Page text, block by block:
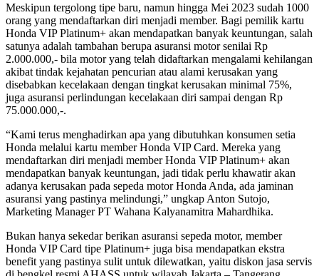
Meskipun tergolong tipe baru, namun hingga Mei 2023 sudah 1000
orang yang mendaftarkan diri menjadi member. Bagi pemilik kartu
Honda VIP Platinum+ akan mendapatkan banyak keuntungan, salah
satunya adalah tambahan berupa asuransi motor senilai Rp
2.000.000,- bila motor yang telah didaftarkan mengalami kehilangan
akibat tindak kejahatan pencurian atau alami kerusakan yang
disebabkan kecelakaan dengan tingkat kerusakan minimal 75%,
juga asuransi perlindungan kecelakaan diri sampai dengan Rp
75.000.000,-.
“Kami terus menghadirkan apa yang dibutuhkan konsumen setia
Honda melalui kartu member Honda VIP Card. Mereka yang
mendaftarkan diri menjadi member Honda VIP Platinum+ akan
mendapatkan banyak keuntungan, jadi tidak perlu khawatir akan
adanya kerusakan pada sepeda motor Honda Anda, ada jaminan
asuransi yang pastinya melindungi,” ungkap Anton Sutojo,
Marketing Manager PT Wahana Kalyanamitra Mahardhika.
Bukan hanya sekedar berikan asuransi sepeda motor, member
Honda VIP Card tipe Platinum+ juga bisa mendapatkan ekstra
benefit yang pastinya sulit untuk dilewatkan, yaitu diskon jasa servis